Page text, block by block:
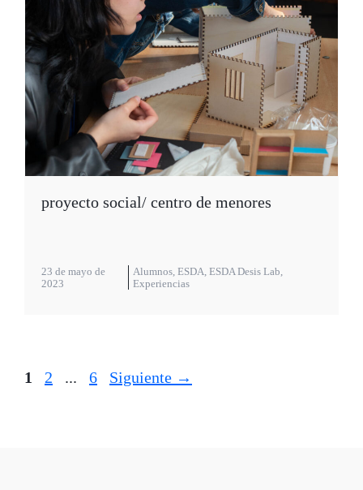
proyecto social/ centro de menores
23 de mayo de
2023
Alumnos, ESDA, ESDA Desis Lab,
Experiencias
Página
1 Página
2 ... Página
6 Siguiente →